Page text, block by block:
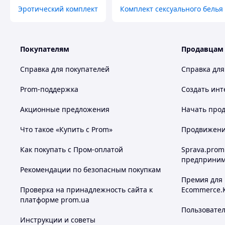
Эротический комплект Комплект сексуального белья
Покупателям
Справка для покупателей
Prom-поддержка
Акционные предложения
Что такое «Купить с Prom»
Как покупать с Пром-оплатой
Рекомендации по безопасным покупкам
Проверка на принадлежность сайта к
платформе prom.ua
Инструкции и советы
Продавцам
Справка
Создать
Начать
Премия для